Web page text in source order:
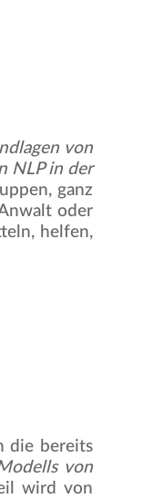
von
NLP in der
ganz
oder
helfen,
die bereits
von
wird von